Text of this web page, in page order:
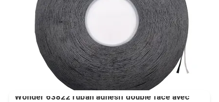
Wonder 63822 ruban adhésif double face avec